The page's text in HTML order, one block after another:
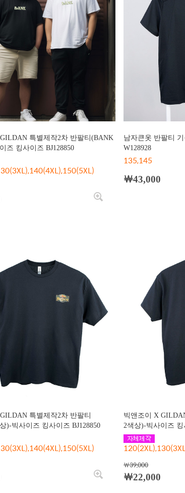
특별제작2차 반팔티(BANK
즈 킹사이즈 BJ128850
남자큰옷 반팔티
W128928
135,145
￦43,000
특별제작2차 반팔티
)-빅사이즈 킹사이즈 BJ128850
빅앤조이 X
2색상)-빅사이즈 킹
￦39,000
￦22,000